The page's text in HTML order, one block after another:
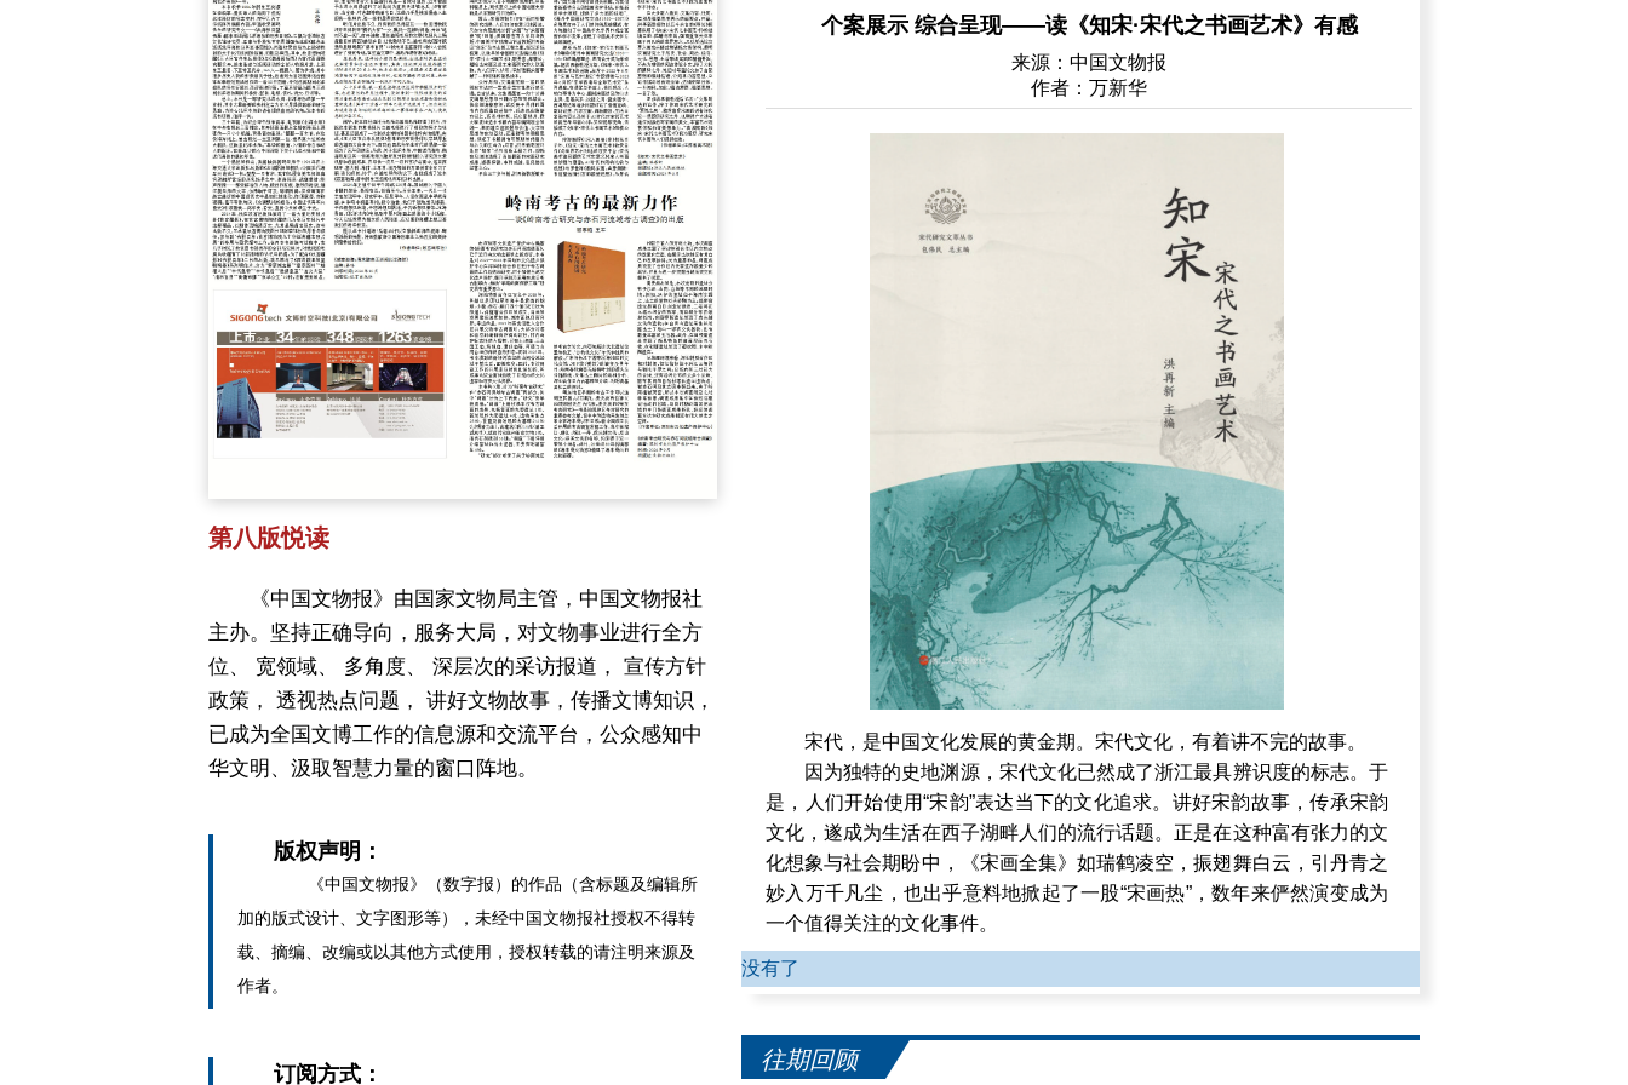
第八版悦读
《中国文物报》由国家文物局主管，中国文物报社
主办。坚持正确导向，服务大局，对文物事业进行全方
位、 宽领域、 多角度、 深层次的采访报道， 宣传方针
政策， 透视热点问题， 讲好文物故事，传播文博知识，
已成为全国文博工作的信息源和交流平台，公众感知中
华文明、汲取智慧力量的窗口阵地。
版权声明：
《中国文物报》（数字报）的作品（含标题及编辑所
加的版式设计、文字图形等），未经中国文物报社授权不得转
载、摘编、改编或以其他方式使用，授权转载的请注明来源及
作者。
订阅方式：
个案展示 综合呈现——读《知宋·宋代之书画艺术》有感
来源：中国文物报
作者：​万新华
宋代，是中国文化发展的黄金期。宋代文化，有着讲不完的故事。
因为独特的史地渊源，宋代文化已然成了浙江最具辨识度的标志。于
是，人们开始使用“宋韵”表达当下的文化追求。讲好宋韵故事，传承宋韵
文化，遂成为生活在西子湖畔人们的流行话题。正是在这种富有张力的文
化想象与社会期盼中，《宋画全集》如瑞鹤凌空，振翅舞白云，引丹青之
妙入万千凡尘，也出乎意料地掀起了一股“宋画热”，数年来俨然演变成为
一个值得关注的文化事件。
伴随着各大博物馆的重量级展览，诸如张择端《清明上河图》、王希
孟《千里江山图》等的公开展示，社会上又形成了一股迷恋宋画的旋风。
神”，从《千里江山图》到舞剧“只此青绿”，宋画所承载的意涵、观念、思
想不断地被拓展、丰富着……由此，现代的人们开始身临其境地了解、感
没有了
往期回顾